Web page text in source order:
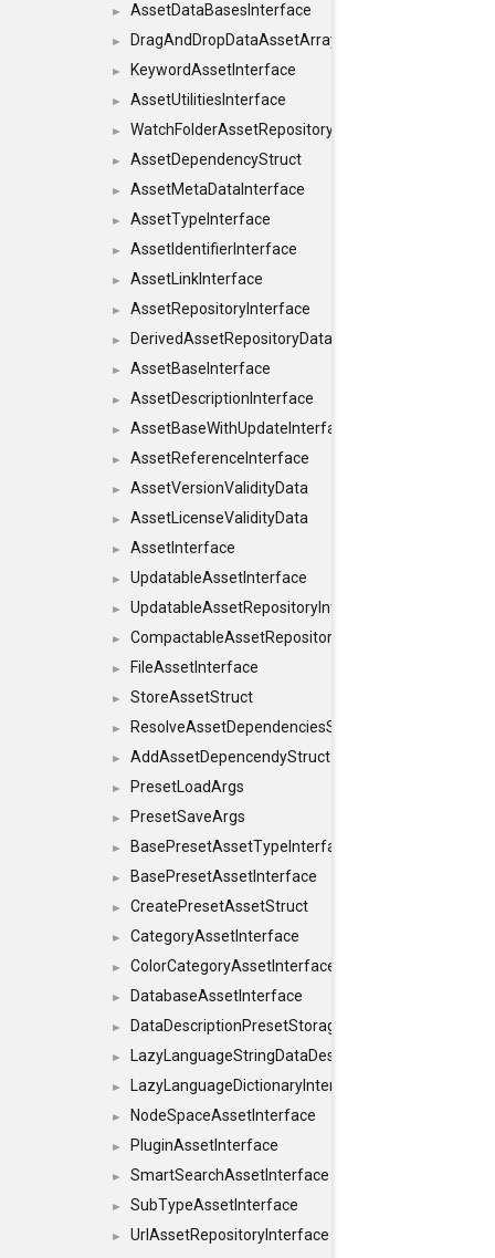
► AssetDataBasesInterface
► DragAndDropDataAssetArray
► KeywordAssetInterface
► AssetUtilitiesInterface
► WatchFolderAssetRepositoryInterface
► AssetDependencyStruct
► AssetMetaDataInterface
► AssetTypeInterface
► AssetIdentifierInterface
► AssetLinkInterface
► AssetRepositoryInterface
► DerivedAssetRepositoryDataInterface
► AssetBaseInterface
► AssetDescriptionInterface
► AssetBaseWithUpdateInterface
► AssetReferenceInterface
► AssetVersionValidityData
► AssetLicenseValidityData
► AssetInterface
► UpdatableAssetInterface
► UpdatableAssetRepositoryInterface
► CompactableAssetRepositoryInterface
► FileAssetInterface
► StoreAssetStruct
► ResolveAssetDependenciesStruct
► AddAssetDepencendyStruct
► PresetLoadArgs
► PresetSaveArgs
► BasePresetAssetTypeInterface
► BasePresetAssetInterface
► CreatePresetAssetStruct
► CategoryAssetInterface
► ColorCategoryAssetInterface
► DatabaseAssetInterface
► DataDescriptionPresetStorageInterface
►
► LazyLanguageDictionaryInterface
► NodeSpaceAssetInterface
► PluginAssetInterface
► SmartSearchAssetInterface
► SubTypeAssetInterface
►
UrlAssetRepositoryInterface